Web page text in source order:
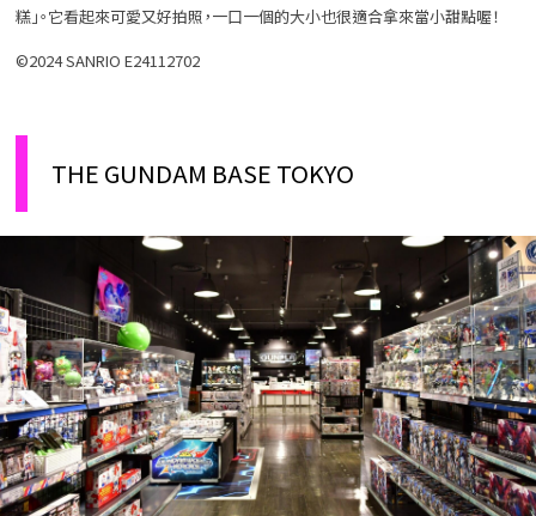
糕」。它看起來可愛又好拍照，一口一個的大小也很適合拿來當小甜點喔！
©2024 SANRIO E24112702
THE GUNDAM BASE TOKYO